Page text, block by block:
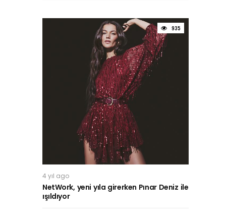
935
4 yıl ago
NetWork, yeni yıla girerken Pınar Deniz ile
ışıldıyor